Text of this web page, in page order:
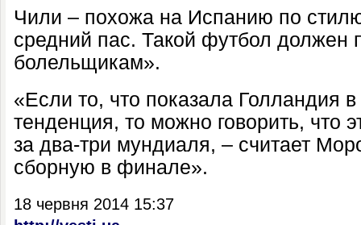
Чили – похожа на Испанию по
средний пас. Такой футбол должен
болельщикам».
«Если то, что показала Голландия
тенденция, то можно говорить, что
за два-три мундиаля, – считает
сборную в финале».
18 червня 2014 15:37